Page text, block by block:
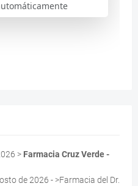
> Farmacia Cruz Verde -
de 2026 - >Farmacia del Dr.